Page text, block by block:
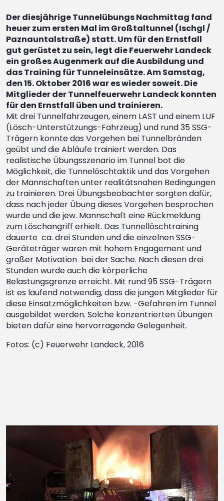
Der diesjährige Tunnelübungs Nachmittag fand
heuer zum ersten Mal im Großtaltunnel (Ischgl /
Paznauntalstraße) statt. Um für den Ernstfall
gut gerüstet zu sein, legt die Feuerwehr Landeck
ein großes Augenmerk auf die Ausbildung und
das Training für Tunneleinsätze. Am Samstag,
den 15. Oktober 2016 war es wieder soweit. Die
Mitglieder der Tunnelfeuerwehr Landeck konnten
für den Ernstfall üben und trainieren.
Mit drei Tunnelfahrzeugen, einem LAST und einem LUF
(Lösch-Unterstützungs-Fahrzeug) und rund 35 SSG-
Trägern konnte das Vorgehen bei Tunnelbränden
geübt und die Abläufe trainiert werden. Das
realistische Übungsszenario im Tunnel bot die
Möglichkeit, die Tunnelöschtaktik und das Vorgehen
der Mannschaften unter realitätsnahen Bedingungen
zu trainieren. Drei Übungsbeobachter sorgten dafür,
dass nach jeder Übung dieses Vorgehen besprochen
wurde und die jew. Mannschaft eine Rückmeldung
zum Löschangriff erhielt. Das Tunnellöschtraining
dauerte ca. drei Stunden und die einzelnen SSG-
Geräteträger waren mit hohem Engagement und
großer Motivation bei der Sache. Nach diesen drei
Stunden wurde auch die körperliche
Belastungsgrenze erreicht. Mit rund 95 SSG-Trägern
ist es laufend notwendig, dass die jungen Mitglieder für
diese Einsatzmöglichkeiten bzw. -Gefahren im Tunnel
ausgebildet werden. Solche konzentrierten Übungen
bieten dafür eine hervorragende Gelegenheit.
Fotos: (c) Feuerwehr Landeck, 2016